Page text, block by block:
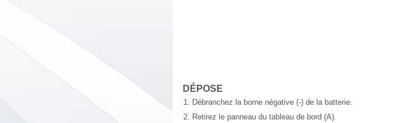
DÉPOSE
1. Débranchez la borne négative (-) de la batterie.
2. Retirez le panneau du tableau de bord (A).